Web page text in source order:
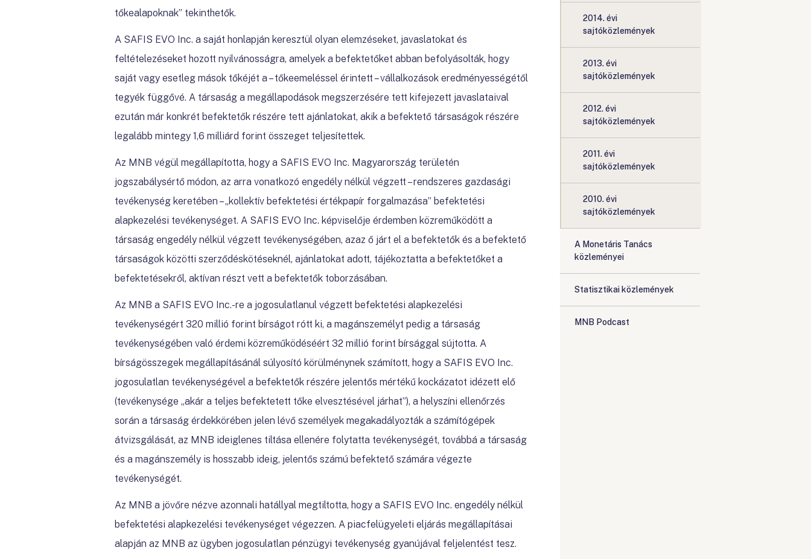
tőkealapoknak” tekinthetők.
A SAFIS EVO Inc. a saját honlapján keresztül olyan elemzéseket, javaslatokat és
feltételezéseket hozott nyilvánosságra, amelyek a befektetőket abban befolyásolták, hogy
saját vagy esetleg mások tőkéjét a – tőkeemeléssel érintett – vállalkozások eredményességétől
tegyék függővé. A társaság a megállapodások megszerzésére tett kifejezett javaslataival
ezután már konkrét befektetők részére tett ajánlatokat, akik a befektető társaságok részére
legalább mintegy 1,6 milliárd forint összeget teljesítettek.
Az MNB végül megállapította, hogy a SAFIS EVO Inc. Magyarország területén
jogszabálysértő módon, az arra vonatkozó engedély nélkül végzett – rendszeres gazdasági
tevékenység keretében – „kollektív befektetési értékpapír forgalmazása” befektetési
alapkezelési tevékenységet. A SAFIS EVO Inc. képviselője érdemben közreműködött a
társaság engedély nélkül végzett tevékenységében, azaz ő járt el a befektetők és a befektető
társaságok közötti szerződéskötéseknél, ajánlatokat adott, tájékoztatta a befektetőket a
befektetésekről, aktívan részt vett a befektetők toborzásában.
Az MNB a SAFIS EVO Inc.-re a jogosulatlanul végzett befektetési alapkezelési
tevékenységért 320 millió forint bírságot rótt ki, a magánszemélyt pedig a társaság
tevékenységében való érdemi közreműködéséért 32 millió forint bírsággal sújtotta. A
bírságösszegek megállapításánál súlyosító körülménynek számított, hogy a SAFIS EVO Inc.
jogosulatlan tevékenységével a befektetők részére jelentős mértékű kockázatot idézett elő
(tevékenysége „akár a teljes befektetett tőke elvesztésével járhat”), a helyszíni ellenőrzés
során a társaság érdekkörében jelen lévő személyek megakadályozták a számítógépek
átvizsgálását, az MNB ideiglenes tiltása ellenére folytatta tevékenységét, továbbá a társaság
és a magánszemély is hosszabb ideig, jelentős számú befektető számára végezte
tevékenységét.
Az MNB a jövőre nézve azonnali hatállyal megtiltotta, hogy a SAFIS EVO Inc. engedély nélkül
befektetési alapkezelési tevékenységet végezzen. A piacfelügyeleti eljárás megállapításai
alapján az MNB az ügyben jogosulatlan pénzügyi tevékenység gyanújával feljelentést tesz.
2014. évi
sajtóközlemények
2013. évi
sajtóközlemények
2012. évi
sajtóközlemények
2011. évi
sajtóközlemények
2010. évi
sajtóközlemények
A Monetáris Tanács
közleményei
Statisztikai közlemények
MNB Podcast